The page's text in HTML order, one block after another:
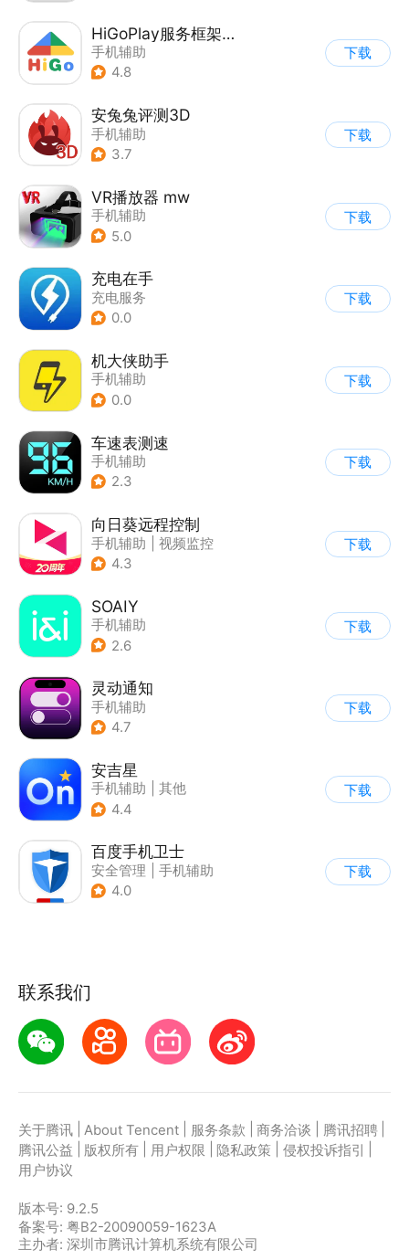
HiGoPlay服务框架安装器
手机辅助
4.8
下载
安兔兔评测3D
手机辅助
3.7
下载
VR播放器 mw
手机辅助
5.0
下载
充电在手
充电服务
0.0
下载
机大侠助手
手机辅助
0.0
下载
车速表测速
手机辅助
2.3
下载
向日葵远程控制
手机辅助
视频监控
4.3
下载
SOAIY
手机辅助
2.6
下载
灵动通知
手机辅助
4.7
下载
安吉星
手机辅助
其他
4.4
下载
百度手机卫士
安全管理
手机辅助
4.0
下载
联系我们
关于腾讯 About Tencent 服务条款 商务洽谈 腾讯招聘
腾讯公益
版权所有 用户权限 隐私政策 侵权投诉指引
用户协议
版本号: 9.2.5
备案号: 粤B2-20090059-1623A
主办者: 深圳市腾讯计算机系统有限公司